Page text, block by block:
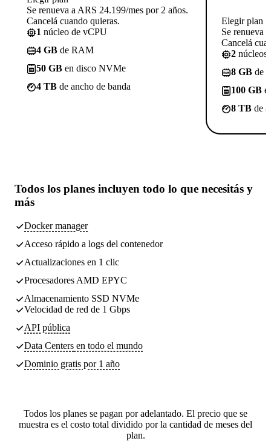
Se renueva a ARS 24.199/mes por 2 años.
Cancelá cuando quieras.
1 núcleo de vCPU
4 GB de RAM
50 GB en disco NVMe
4 TB de ancho de banda
Elegir plan
Se renueva
Cancelá
2 núcleos
8 GB de
100 GB
8 TB de
Todos los planes incluyen todo lo que necesitás y
más
Docker manager
Acceso rápido a logs del contenedor
Actualizaciones en 1 clic
Procesadores AMD EPYC
Almacenamiento SSD NVMe
Velocidad de red de 1 Gbps
API pública
Data Centers en todo el mundo
Dominio gratis por 1 año
Todos los planes se pagan por adelantado. El precio que se
muestra es el costo total dividido por la cantidad de meses del
plan.